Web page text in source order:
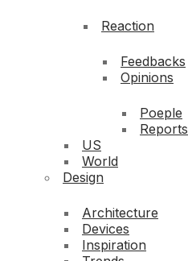
Reaction
Feedbacks
Opinions
Poeple
Reports
US
World
Design
Architecture
Devices
Inspiration